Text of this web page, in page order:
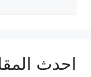
احدث